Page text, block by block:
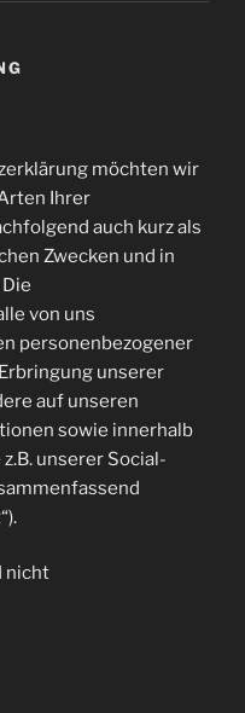
möchten wir
Ihrer
auch kurz als
Zwecken und in
von uns
personenbezogener
unserer
auf unseren
sowie innerhalb
unserer Social-
nicht